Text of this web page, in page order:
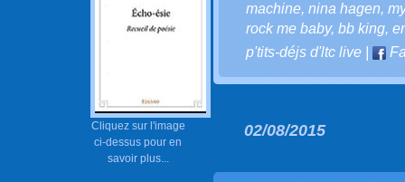
Cliquez sur l'image
ci-dessus pour en
savoir plus...
machine, nina hagen,
rock me baby, bb king,
p'tits-déjs d'ltc live
02/08/2015